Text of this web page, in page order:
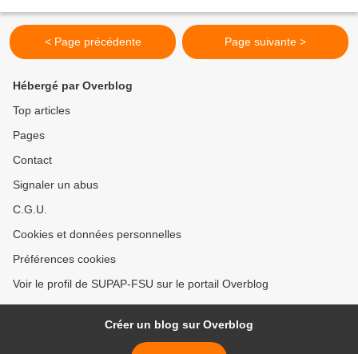
< Page précédente Page suivante >
Hébergé par Overblog
Top articles
Pages
Contact
Signaler un abus
C.G.U.
Cookies et données personnelles
Préférences cookies
Voir le profil de SUPAP-FSU sur le portail Overblog
Créer un blog sur Overblog